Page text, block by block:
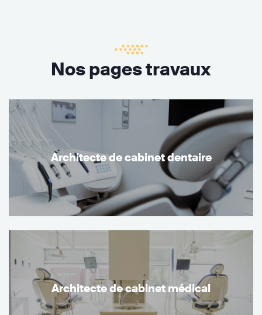
Nos pages travaux
Architecte de cabinet dentaire
Architecte de cabinet médical